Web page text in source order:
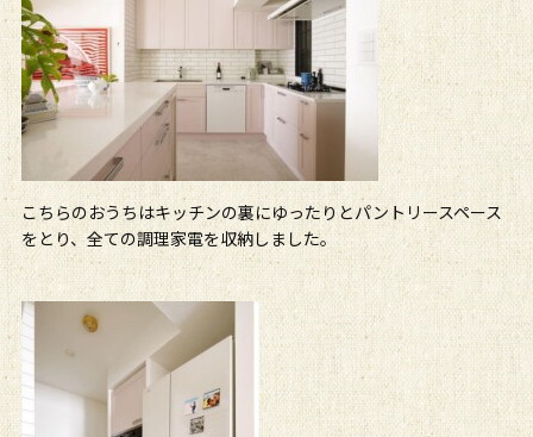
こちらのおうちはキッチンの裏にゆったりとパントリースペース
をとり、全ての調理家電を収納しました。